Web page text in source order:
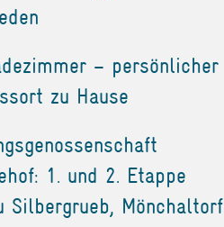
– persönlicher
zu Hause
1. und 2. Etappe
Silbergrueb, Mönchaltorf